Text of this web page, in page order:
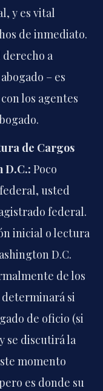
y es vital
de inmediato.
derecho a
– es
los agentes
de Cargos
D.C.: Poco
usted
federal.
inicial o lectura
D.C.
de los
determinará si
de oficio (si
se discutirá la
momento
es donde su